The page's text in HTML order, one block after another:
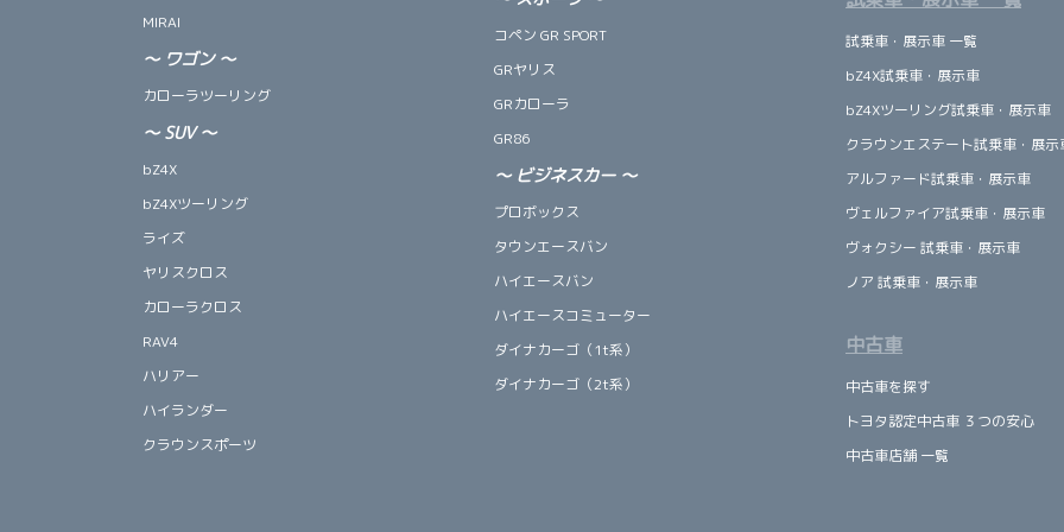
MIRAI
～ ワゴン ～
カローラツーリング
～ SUV～
bZ4X
bZ4Xツーリング
ライズ
ヤリスクロス
カローラクロス
RAV4
ハリアー
ハイランダー
クラウンスポーツ
コペン GR SPORT
GRヤリス
GRカローラ
GR86
～ ビジネスカー ～
プロボックス
タウンエースバン
ハイエースバン
ハイエースコミューター
ダイナカーゴ（1t系）
ダイナカーゴ（2t系）
試乗車・展示車 一覧
bZ4X試乗車・展示車
bZ4Xツーリング試乗車・展示車
クラウンエステート試乗車・展示
アルファード試乗車・展示車
ヴェルファイア試乗車・展示車
ヴォクシー 試乗車・展示車
ノア 試乗車・展示車
中古車
中古車を探す
トヨタ認定中古車 ３つの安心
中古車店舗 一覧